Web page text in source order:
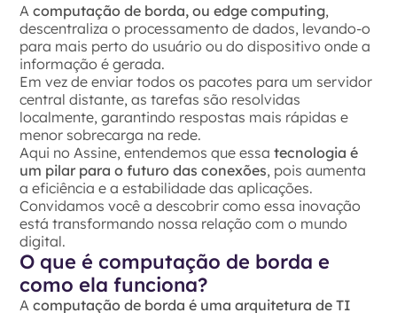
Acomputação de borda, ou edge computing,
descentraliza o processamento de dados, levando-o
para mais perto do usuário ou do dispositivo onde a
informação é gerada.
Em vez de enviar todos os pacotes para um servidor
central distante, as tarefas são resolvidas
localmente, garantindo respostas mais rápidas e
menor sobrecarga na rede.
Aqui no Assine, entendemos que essa tecnologia é
um pilar para o futuro das conexões, pois aumenta
a eficiência e a estabilidade das aplicações.
Convidamos você a descobrir como essa inovação
está transformando nossa relação com o mundo
digital.
O que é computação de borda e
como ela funciona?
Acomputação de borda é uma arquitetura de TI